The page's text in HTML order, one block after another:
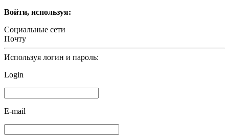
Войти, используя:
Социальные сети
Почту
Используя логин и пароль:
Login
E-mail